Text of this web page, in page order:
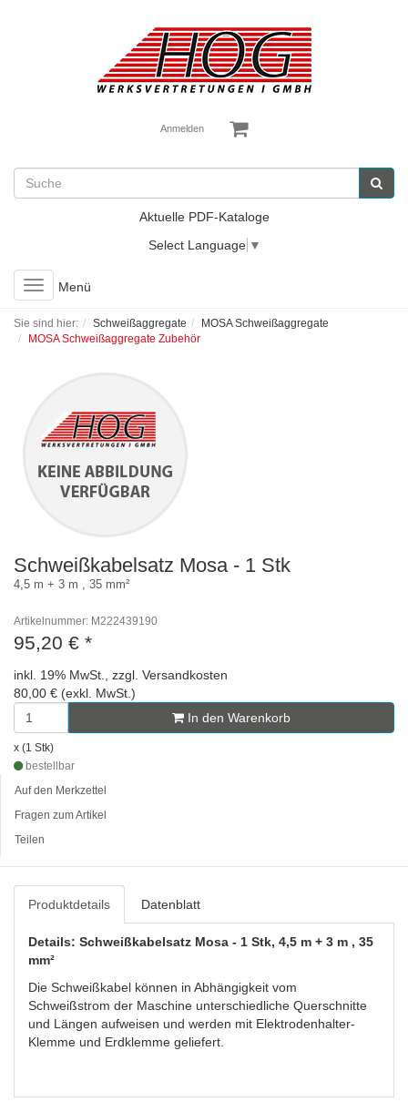
Anmelden
Aktuelle PDF-Kataloge
Select Language ▼
Toggle
navigation
Menü
Sie sind hier: Schweißaggregate
MOSA Schweißaggregate
MOSA Schweißaggregate Zubehör
Schweißkabelsatz Mosa - 1 Stk
4,5 m + 3 m , 35 mm²
Artikelnummer: M222439190
95,20 € *
inkl. 19% MwSt., zzgl. Versandkosten
80,00 € (exkl. MwSt.)
In den Warenkorb
x (1 Stk)
bestellbar
Auf den Merkzettel
Fragen zum Artikel
Teilen
Produktdetails Datenblatt
Details: Schweißkabelsatz Mosa - 1 Stk, 4,5 m + 3 m , 35
mm²
Die Schweißkabel können in Abhängigkeit vom
Schweißstrom der Maschine unterschiedliche Querschnitte
und Längen aufweisen und werden mit Elektrodenhalter-
Klemme und Erdklemme geliefert.